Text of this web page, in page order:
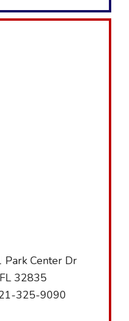
Park Center Dr
32835
325-9090